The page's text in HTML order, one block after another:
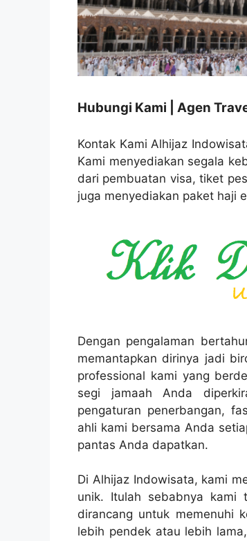
Hubungi Kami | Agen
Kontak Kami Alhijaz
Kami menyediakan segala
dari pembuatan visa, tiket
juga menyediakan paket haji
Dengan pengalaman
memantapkan dirinya jadi
professional kami yang
segi jamaah Anda
pengaturan penerbangan,
ahli kami bersama Anda
pantas Anda dapatkan.
Di Alhijaz Indowisata, kami
unik. Itulah sebabnya kami
dirancang untuk memenuhi
lebih pendek atau lebih